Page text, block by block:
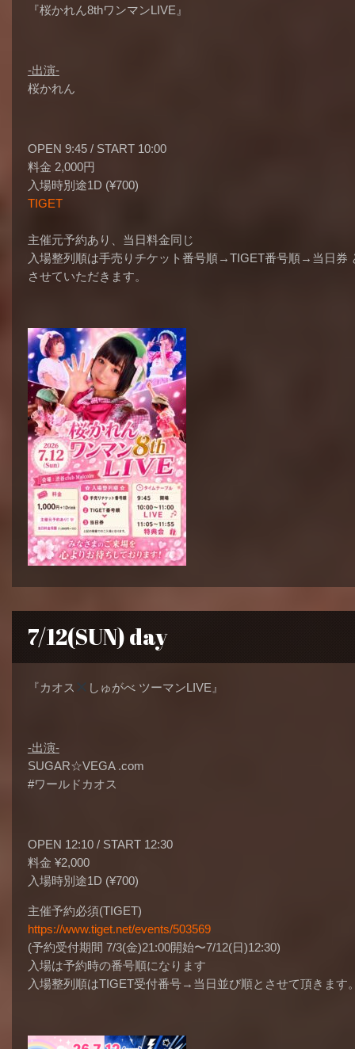
『桜かれん8thワンマンLIVE』
-出演-
桜かれん
OPEN 9:45 / START 10:00
料金 2,000円
入場時別途1D (¥700)
TIGET
主催元予約あり、当日料金同じ
入場整列順は手売りチケット番号順→TIGET番号順→当日券
させていただきます。
7/12(SUN) day
『カオス しゅがべ ツーマンLIVE』
-出演-
SUGAR☆VEGA .com
#ワールドカオス
OPEN 12:10 / START 12:30
料金 ¥2,000
入場時別途1D (¥700)
主催予約必須(TIGET)
https://www.tiget.net/events/503569
(予約受付期間 7/3(金)21:00開始〜7/12(日)12:30)
入場は予約時の番号順になります
入場整列順はTIGET受付番号→当日並び順とさせて頂きます